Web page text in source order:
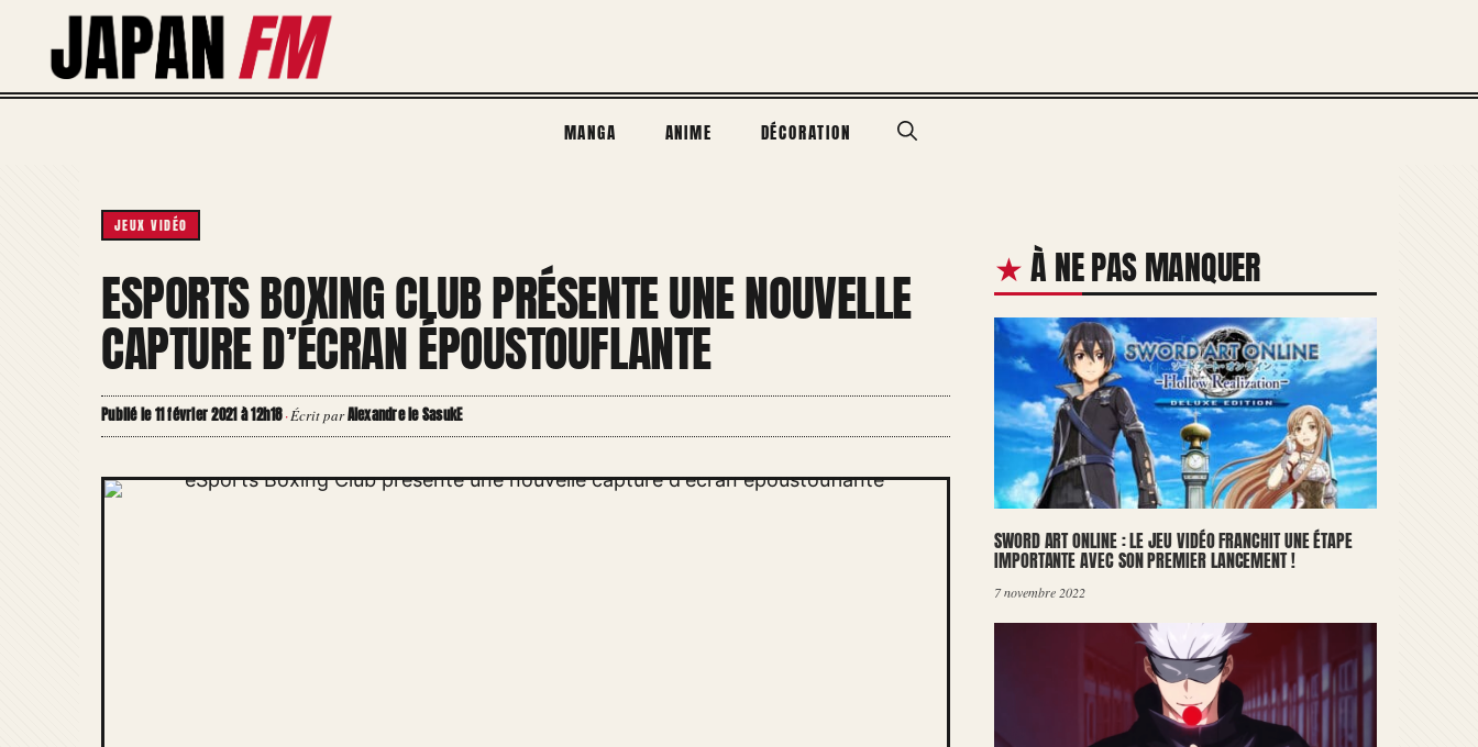
contenu
MANGA ANIME DÉCORATION
JEUX VIDÉO
ESPORTS BOXING CLUB PRÉSENTE UNE NOUVELLE
CAPTURE D’ÉCRAN ÉPOUSTOUFLANTE
Publié le 11 février 2021 à 12h18·Écrit parAlexandre le SasukE
À NE PAS MANQUER
SWORD ART ONLINE : LE JEU VIDÉO FRANCHIT UNE ÉTAPE
IMPORTANTE AVEC SON PREMIER LANCEMENT !
7 novembre 2022